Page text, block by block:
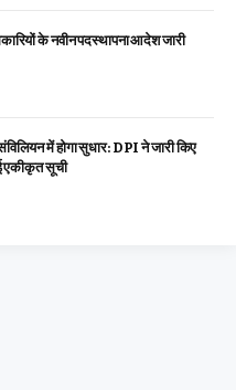
के नवीन पदस्थापना आदेश जारी
में होगा सुधार: DPI ने जारी किए
एकीकृत सूची